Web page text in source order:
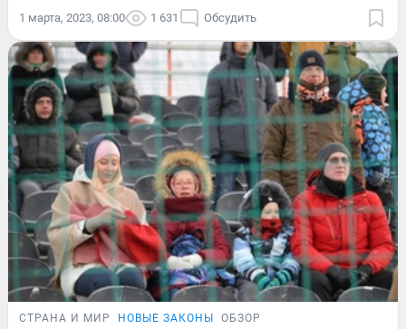
1 марта, 2023, 08:00 1 631 Обсудить
СТРАНА И МИР НОВЫЕ ЗАКОНЫ ОБЗОР